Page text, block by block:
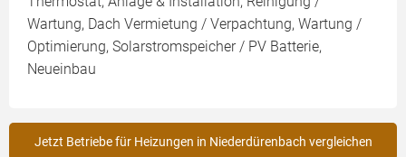
Wartung, Dach Vermietung / Verpachtung, Wartung /
Optimierung, Solarstromspeicher / PV Batterie,
Neueinbau
Jetzt Betriebe für Heizungen in Niederdürenbach vergleichen